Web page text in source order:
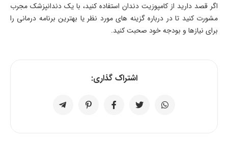
اگر قصد دارید از کامپوزیت دندان استفاده کنید، با یک دندانپزشک مجرب
مشورت کنید تا در درباره گزینه های مورد نظر یا بهترین برنامه درمانی را
برای نیازها و بودجه خود صحبت کنید.
اشتراک گذاری: